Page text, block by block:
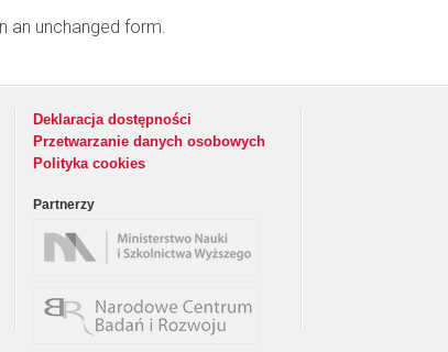
an unchanged form.
Deklaracja dostępności
Przetwarzanie danych osobowych
Polityka cookies
Partnerzy